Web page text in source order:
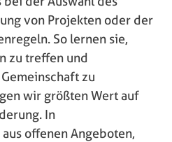
von Projekten oder der
So lernen sie,
zu treffen und
zu
wir größten Wert auf
In
offenen Angeboten,